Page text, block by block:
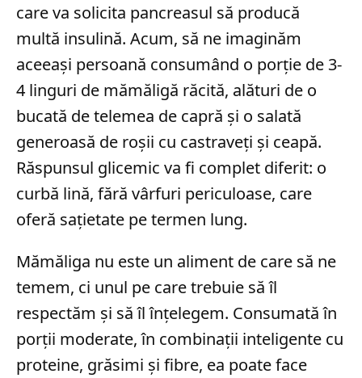
care va solicita pancreasul să producă
multă insulină. Acum, să ne imaginăm
aceeași persoană consumând o porție de 3-
4 linguri de mămăligă răcită, alături de o
bucată de telemea de capră și o salată
generoasă de roșii cu castraveți și ceapă.
Răspunsul glicemic va fi complet diferit: o
curbă lină, fără vârfuri periculoase, care
oferă sațietate pe termen lung.
Mămăliga nu este un aliment de care să ne
temem, ci unul pe care trebuie să îl
respectăm și să îl înțelegem. Consumată în
porții moderate, în combinații inteligente cu
proteine, grăsimi și fibre, ea poate face